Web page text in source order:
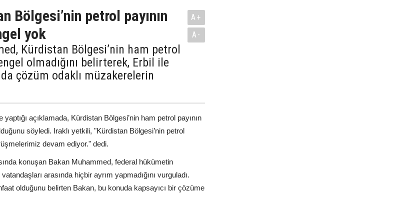
Bölgesi’nin petrol payının
yok
Kürdistan Bölgesi’nin ham petrol
olmadığını belirterek, Erbil ile
çözüm odaklı müzakerelerin
A+
A-
açıklamada, Kürdistan Bölgesi’nin ham petrol payının
söyledi. Iraklı yetkili, "Kürdistan Bölgesi’nin petrol
devam ediyor." dedi.
konuşan Bakan Muhammed, federal hükümetin
arasında hiçbir ayrım yapmadığını vurguladı.
olduğunu belirten Bakan, bu konuda kapsayıcı bir çözüme